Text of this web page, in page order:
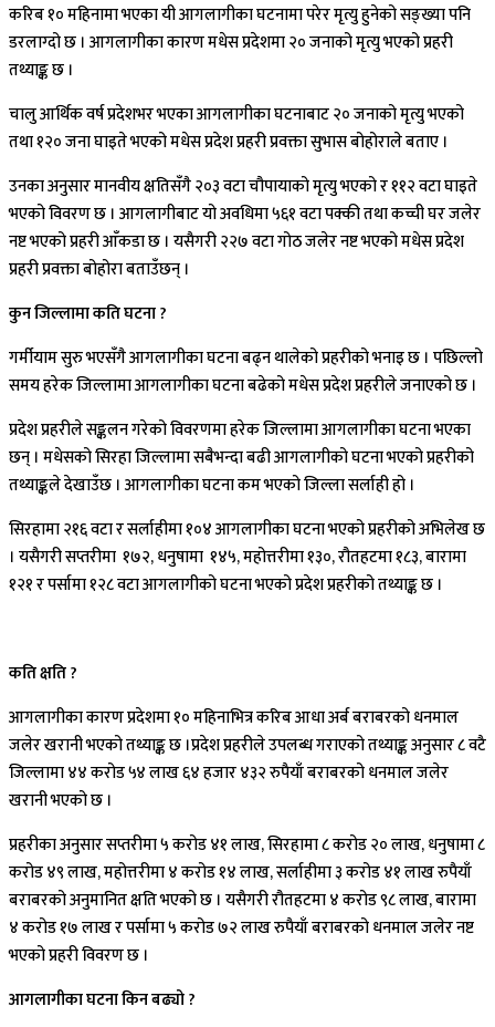
करिब १० महिनामा भएका यी आगलागीका घटनामा परेर मृत्यु हुनेको सङ्ख्या पनि
डरलाग्दो छ । आगलागीका कारण मधेस प्रदेशमा २० जनाको मृत्यु भएको प्रहरी
तथ्याङ्क छ ।
चालु आर्थिक वर्ष प्रदेशभर भएका आगलागीका घटनाबाट २० जनाको मृत्यु भएको
तथा १२० जना घाइते भएको मधेस प्रदेश प्रहरी प्रवक्ता सुभास बोहोराले बताए ।
उनका अनुसार मानवीय क्षतिसँगै २०३ वटा चौपायाको मृत्यु भएको र ११२ वटा घाइते
भएको विवरण छ । आगलागीबाट यो अवधिमा ५६१ वटा पक्की तथा कच्ची घर जलेर
नष्ट भएको प्रहरी आँकडा छ । यसैगरी २२७ वटा गोठ जलेर नष्ट भएको मधेस प्रदेश
प्रहरी प्रवक्ता बोहोरा बताउँछन् ।
कुन जिल्लामा कति घटना ?
गर्मीयाम सुरु भएसँगै आगलागीका घटना बढ्न थालेको प्रहरीको भनाइ छ । पछिल्लो
समय हरेक जिल्लामा आगलागीका घटना बढेको मधेस प्रदेश प्रहरीले जनाएको छ ।
प्रदेश प्रहरीले सङ्कलन गरेको विवरणमा हरेक जिल्लामा आगलागीका घटना भएका
छन् । मधेसको सिरहा जिल्लामा सबैभन्दा बढी आगलागीको घटना भएको प्रहरीको
तथ्याङ्कले देखाउँछ । आगलागीका घटना कम भएको जिल्ला सर्लाही हो ।
सिरहामा २१६ वटा र सर्लाहीमा १०४ आगलागीका घटना भएको प्रहरीको अभिलेख छ
। यसैगरी सप्तरीमा १७२, धनुषामा १४५, महोत्तरीमा १३०, रौतहटमा १८३, बारामा
१२१ र पर्सामा १२८ वटा आगलागीको घटना भएको प्रदेश प्रहरीको तथ्याङ्क छ ।
कति क्षति ?
आगलागीका कारण प्रदेशमा १० महिनाभित्र करिब आधा अर्ब बराबरको धनमाल
जलेर खरानी भएको तथ्याङ्क छ ।प्रदेश प्रहरीले उपलब्ध गराएको तथ्याङ्क अनुसार ८ वटै
जिल्लामा ४४ करोड ५४ लाख ६४ हजार ४३२ रुपैयाँ बराबरको धनमाल जलेर
खरानी भएको छ ।
प्रहरीका अनुसार सप्तरीमा ५ करोड ४१ लाख, सिरहामा ८ करोड २० लाख, धनुषामा ८
करोड ४९ लाख, महोत्तरीमा ४ करोड १४ लाख, सर्लाहीमा ३ करोड ४१ लाख रुपैयाँ
बराबरको अनुमानित क्षति भएको छ । यसैगरी रौतहटमा ४ करोड ९८ लाख, बारामा
४ करोड १७ लाख र पर्सामा ५ करोड ७२ लाख रुपैयाँ बराबरको धनमाल जलेर नष्ट
भएको प्रहरी विवरण छ ।
आगलागीका घटना किन बढ्यो ?